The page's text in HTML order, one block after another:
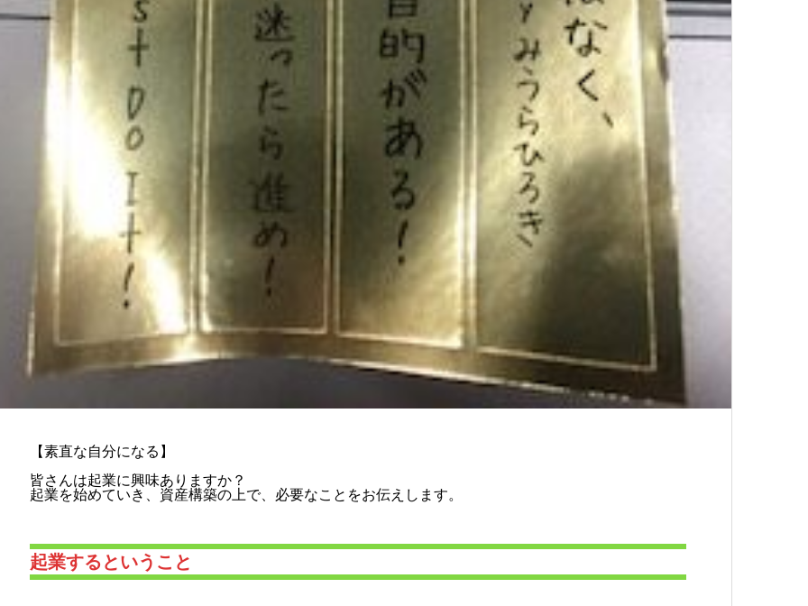
【素直な自分になる】
皆さんは起業に興味ありますか？
起業を始めていき、資産構築の上で、必要なことをお伝えします。
起業するということ